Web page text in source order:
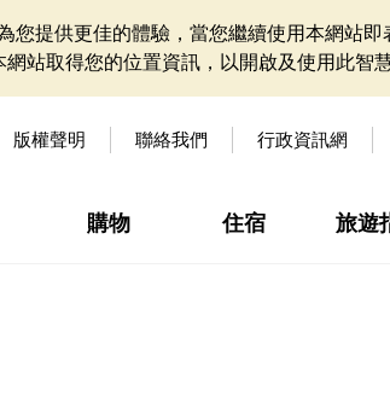
提供更佳的體驗，當您繼續使用本網站即
站取得您的位置資訊，以開啟及使用此智慧
版權聲明 聯絡我們 行政資訊網
購物 住宿 旅遊